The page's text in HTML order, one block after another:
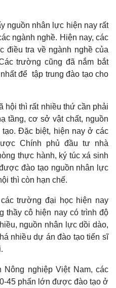
nguồn nhân lực hiện nay rất
ngành nghề. Hiện nay, các
điều tra về ngành nghề của
trường cũng đã nắm bắt
để tập trung đào tạo cho
thì rất nhiều thứ cần phải
tầng, cơ sở vật chất, nguồn
Đặc biệt, hiện nay ở các
Chính phủ đầu tư nhà
thực hành, ký túc xá sinh
đào tạo nguồn nhân lực
thì còn hạn chế.
trường đại học hiện nay
thầy cô hiện nay có trình độ
nguồn nhân lực dồi dào,
nhiều dự án đào tạo tiến sĩ
nghiệp Việt Nam, các
45 phấn lớn được đào tạo ở